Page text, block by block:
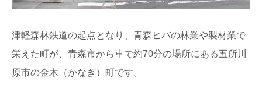
津軽森林鉄道の起点となり、青森ヒバの林業や製材業で
栄えた町が、青森市から車で約70分の場所にある五所川
原市の金木（かなぎ）町です。